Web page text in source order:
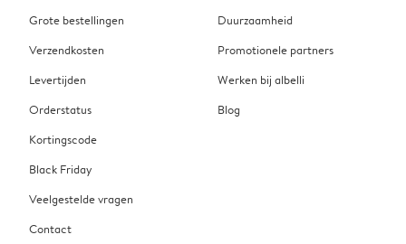
Grote bestellingen
Verzendkosten
Levertijden
Orderstatus
Kortingscode
Black Friday
Veelgestelde vragen
Contact
Duurzaamheid
Promotionele partners
Werken bij albelli
Blog